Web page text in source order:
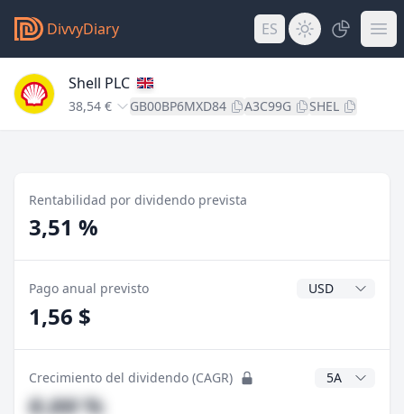
DivvyDiary ES
Shell PLC
38,54 € GB00BP6MXD84 A3C99G SHEL
Rentabilidad por dividendo prevista
3,51 %
Pago anual previsto Divisa del
1,56 $
Crecimiento del dividendo (CAGR) Años CAGR
#,## %